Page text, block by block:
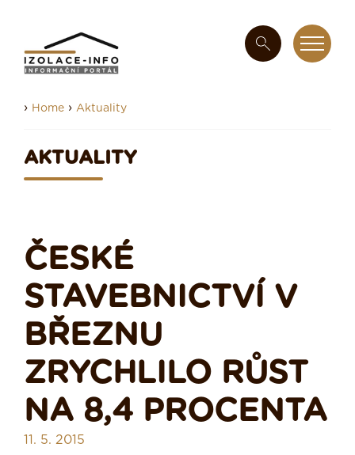
› Home › Aktuality
AKTUALITY
ČESKÉ
STAVEBNICTVÍ V
BŘEZNU
ZRYCHLILO RŮST
NA 8,4 PROCENTA
11. 5. 2015